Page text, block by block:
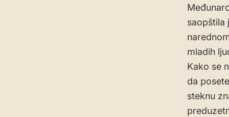
saopštila
mladih
Kako se
da
steknu